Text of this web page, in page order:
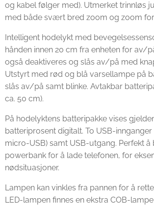
og kabel følger med). Utmerket trinnløs
med både svært bred zoom og zoom for
Intelligent hodelykt med
hånden innen 20 cm fra enheten for av/
også deaktiveres og slås av/på med
Utstyrt med rød og blå varsellampe på
slås av/på samt blinke. Avtakbar
ca. 50 cm).
På hodelyktens batteripakke vises
batteriprosent digitalt. To USB-innganger
micro-USB) samt USB-utgang. Perfekt å
powerbank for å lade telefonen, for
nødsituasjoner.
Lampen kan vinkles fra pannen for å
LED-lampen finnes en ekstra COB-